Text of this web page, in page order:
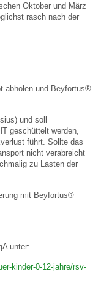
Oktober und März
rasch nach der
abholen und Beyfortus®
und soll
geschüttelt werden,
führt. Sollte das
nicht verabreicht
zu Lasten der
mit Beyfortus®
unter:
kinder-0-12-jahre/rsv-